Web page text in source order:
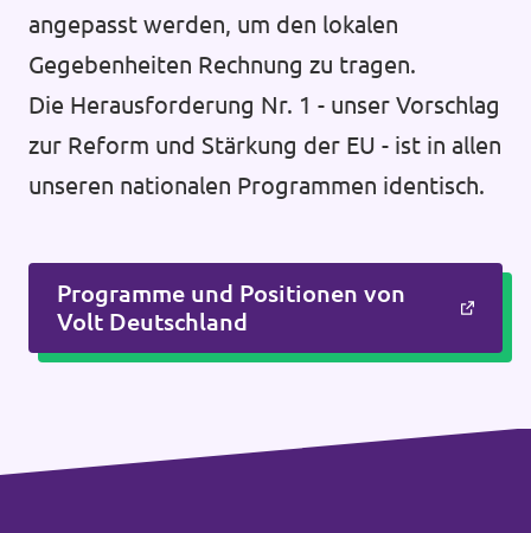
angepasst werden, um den lokalen
Gegebenheiten Rechnung zu tragen.
Die Herausforderung Nr. 1 - unser Vorschlag
zur Reform und Stärkung der EU - ist in allen
unseren nationalen Programmen identisch.
Programme und Positionen von
Volt Deutschland